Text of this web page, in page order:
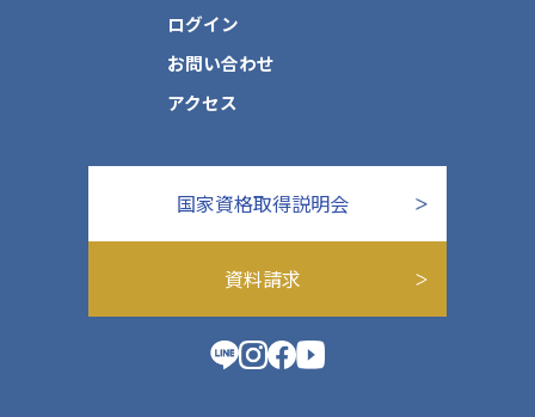
ログイン
お問い合わせ
アクセス
国家資格取得説明会
資料請求